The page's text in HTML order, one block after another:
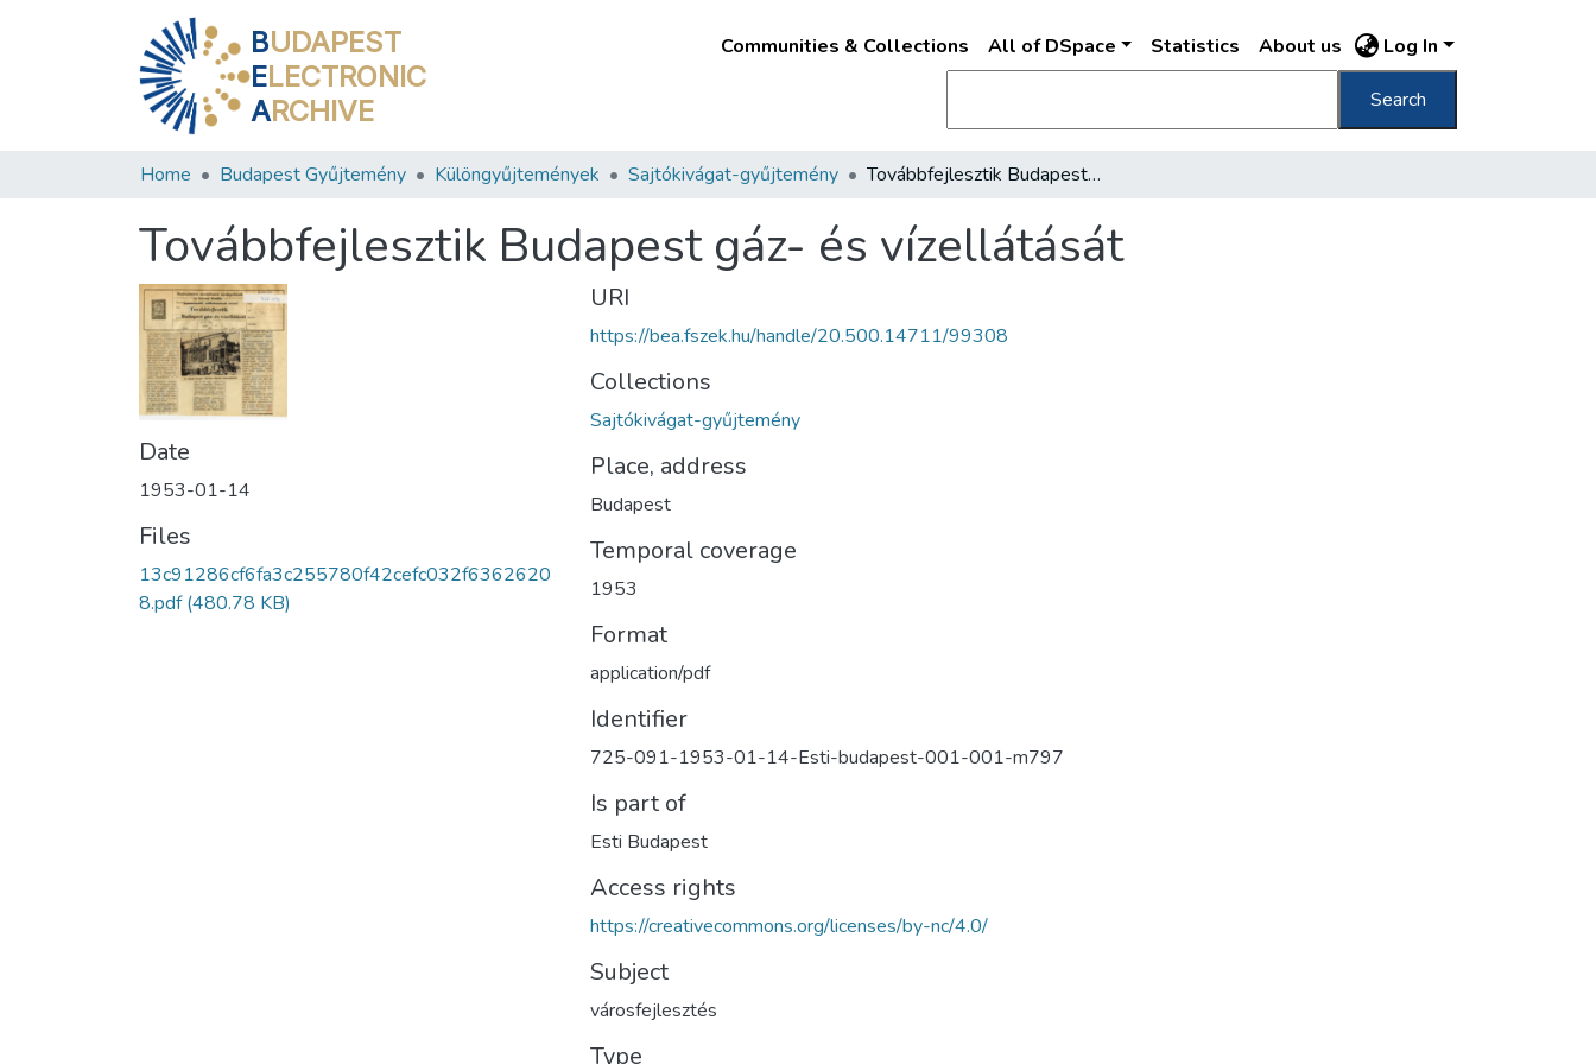
BUDAPEST
ELECTRONIC
ARCHIVE
Communities & Collections All of DSpace Statistics About us Log In
Search
Home Budapest Gyűjtemény Különgyűjtemények Sajtókivágat-gyűjtemény Továbbfejlesztik Budapest gáz- és vízellátását
Továbbfejlesztik Budapest gáz- és vízellátását
Date
1953-01-14
Files
13c91286cf6fa3c255780f42cefc032f6362620
8.pdf(480.78 KB)
URI
https://bea.fszek.hu/handle/20.500.14711/99308
Collections
Sajtókivágat-gyűjtemény
Place, address
Budapest
Temporal coverage
1953
Format
application/pdf
Identifier
725-091-1953-01-14-Esti-budapest-001-001-m797
Is part of
Esti Budapest
Access rights
https://creativecommons.org/licenses/by-nc/4.0/
Subject
városfejlesztés
Type